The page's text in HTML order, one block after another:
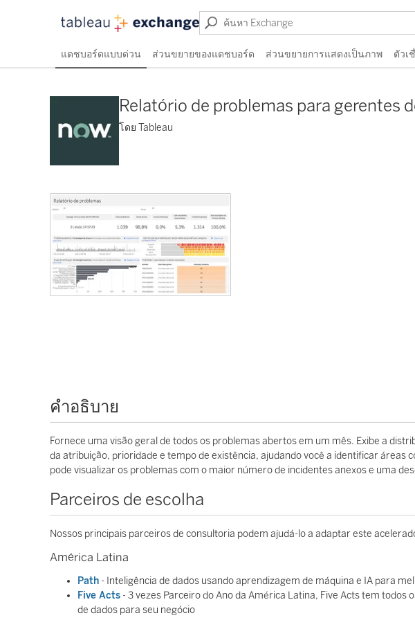
แดชบอร์ดแบบด่วน ส่วนขยายของแดชบอร์ด ส่วนขยายการแสดงเป็นภาพ ตัวเ
Relatório de problemas para gerentes
โดย Tableau
คำอธิบาย
Fornece uma visão geral de todos os problemas abertos em um mês. Exibe a
da atribuição, prioridade e tempo de existência, ajudando você a identificar áreas
pode visualizar os problemas com o maior número de incidentes anexos e uma
Parceiros de escolha
Nossos principais parceiros de consultoria podem ajudá-lo a adaptar este
América Latina
Path - Inteligência de dados usando aprendizagem de máquina e IA para
Five Acts - 3 vezes Parceiro do Ano da América Latina, Five Acts tem
de dados para seu negócio